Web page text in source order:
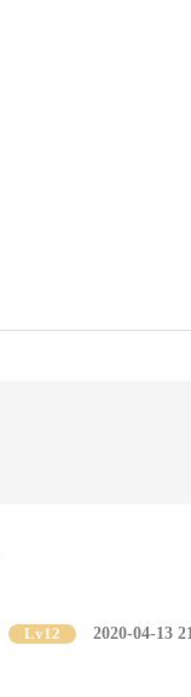
Lv12
2020-04-13